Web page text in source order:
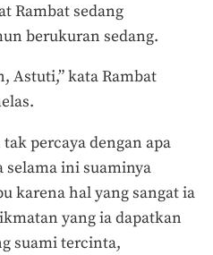
Rambat sedang
berukuran sedang.
Astuti,” kata Rambat
percaya dengan apa
selama ini suaminya
karena hal yang sangat ia
yang ia dapatkan
suami tercinta,